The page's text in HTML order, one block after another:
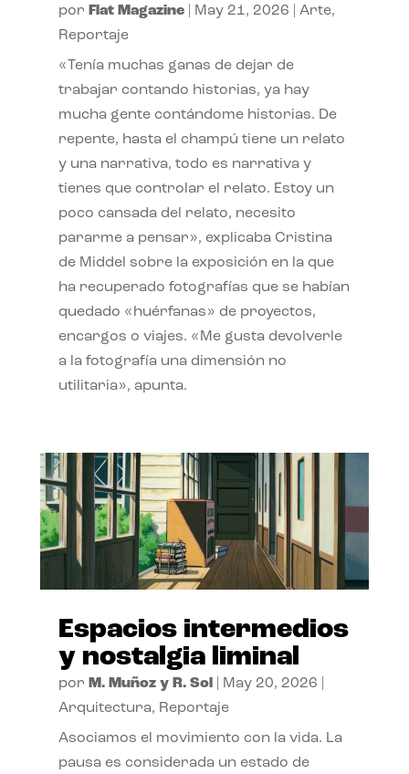
por Flat Magazine| May 21, 2026 Arte,
Reportaje
«Tenía muchas ganas de dejar de
trabajar contando historias, ya hay
mucha gente contándome historias. De
repente, hasta el champú tiene un relato
y una narrativa, todo es narrativa y
tienes que controlar el relato. Estoy un
poco cansada del relato, necesito
pararme a pensar», explicaba Cristina
de Middel sobre la exposición en la que
ha recuperado fotografías que se habían
quedado «huérfanas» de proyectos,
encargos o viajes. «Me gusta devolverle
a la fotografía una dimensión no
utilitaria», apunta.
Espacios intermedios
y nostalgia liminal
por M. Muñoz y R. Sol| May 20, 2026
Arquitectura, Reportaje
Asociamos el movimiento con la vida. La
pausa es considerada un estado de